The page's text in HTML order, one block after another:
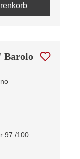
Barolo
97 /100